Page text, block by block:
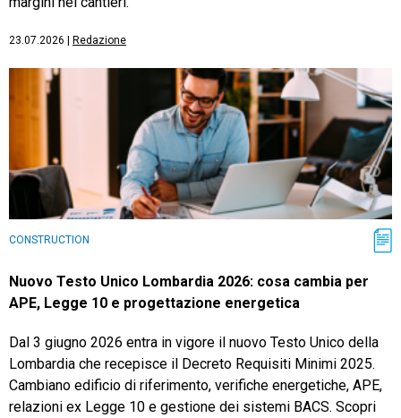
23.07.2026 | Redazione
CONSTRUCTION
Nuovo Testo Unico Lombardia 2026: cosa cambia per
APE, Legge 10 e progettazione energetica
Dal 3 giugno 2026 entra in vigore il nuovo Testo Unico della
Lombardia che recepisce il Decreto Requisiti Minimi 2025.
Cambiano edificio di riferimento, verifiche energetiche, APE,
relazioni ex Legge 10 e gestione dei sistemi BACS. Scopri